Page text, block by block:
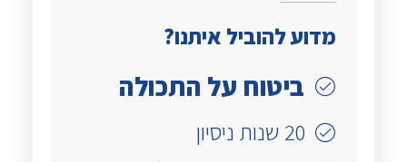
מדוע להוביל איתנו?
ביטוח על התכולה
20 שנות ניסיון